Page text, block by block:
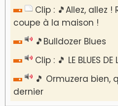
Clip : 🎵Allez, allez
coupe à la maison !
🎵Bulldozer Blues
Clip : 🎵 LE BLUES DE
🎵 Ormuzera bien,
dernier